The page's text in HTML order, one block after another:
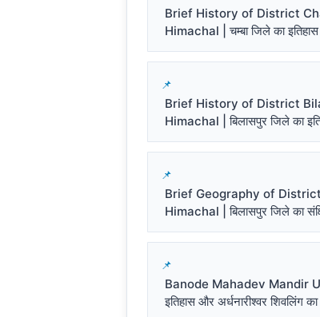
Brief History of District
Himachal | चम्बा जिले का इतिहास
Brief History of District
Himachal | बिलासपुर जिले का
Brief Geography of
Himachal | बिलासपुर जिले का
Banode Mahadev Mandir
इतिहास और अर्धनारीश्वर शिवलिंग